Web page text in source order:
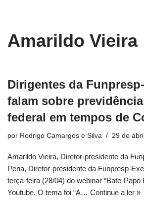
para
Amarildo Vieira
Dirigentes da
falam sobre
federal em tempos de
por Rodrigo Camargos e Silva 29 de
Amarildo Vieira, Diretor-presidente da
Pena, Diretor-presidente da Funpresp-
terça-feira (28/04) do webinar “Bate-Papo
Youtube. O tema foi “A… Continue a ler »